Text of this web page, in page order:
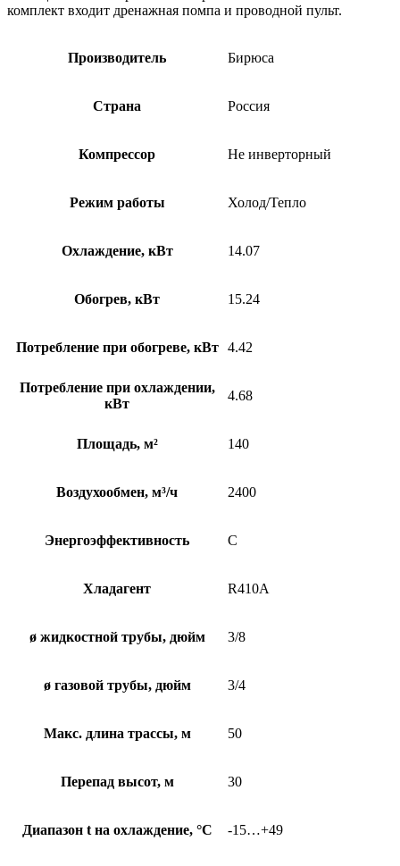
комплект входит дренажная помпа и проводной пульт.
Производитель Бирюса
Страна Россия
Компрессор Не инверторный
Режим работы Холод/Тепло
Охлаждение, кВт 14.07
Обогрев, кВт 15.24
Потребление при обогреве, кВт 4.42
Потребление при охлаждении,
кВт
4.68
Площадь, м² 140
Воздухообмен, м³/ч 2400
Энергоэффективность C
Хладагент R410A
ø жидкостной трубы, дюйм 3/8
ø газовой трубы, дюйм 3/4
Макс. длина трассы, м 50
Перепад высот, м 30
Диапазон t на охлаждение, °С -15…+49